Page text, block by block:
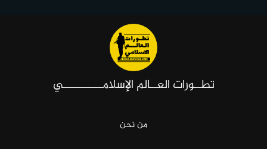
تطــورات العــالم الإسلامـــــــــــي
من نحن